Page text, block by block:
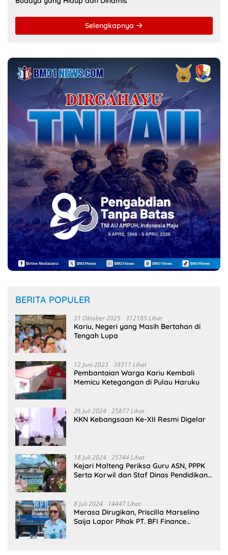
Selengkapnya
BERITA POPULER
31 Oktober 2025 312185 Lihat
Kariu, Negeri yang Masih Bertahan di
Tengah Lupa
12 Juni 2023 38311 Lihat
Pembantaian Warga Kariu Kembali
Memicu Ketegangan di Pulau Haruku
26 Juli 2024 25877 Lihat
KKN Kebangsaan Ke-XII Resmi Digelar
18 Juli 2024 25744 Lihat
Kejari Malteng Periksa Guru ASN, PPPK
Serta Korwil dan Staf Dinas Pendidikan
8 Juli 2024 14447 Lihat
Merasa Dirugikan, Priscilla Marselino
Saija Lapor Pihak PT. BFI Finance